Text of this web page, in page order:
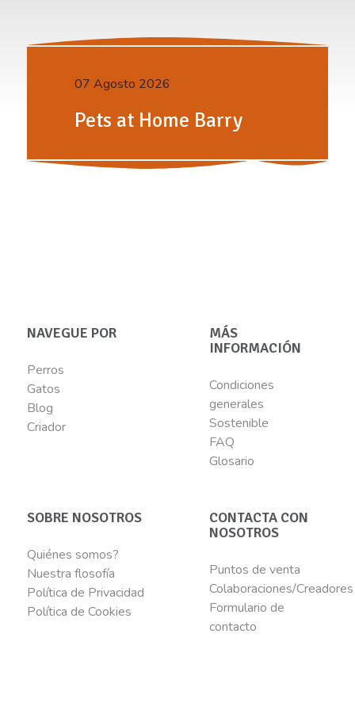
07 Agosto 2026
Pets at Home Barry
NAVEGUE POR
Perros
Gatos
Blog
Criador
MÁS
INFORMACIÓN
Condiciones
generales
Sostenible
FAQ
Glosario
SOBRE NOSOTROS
Quiénes somos?
Nuestra flosofía
Política de Privacidad
Política de Cookies
CONTACTA CON
NOSOTROS
Puntos de venta
Colaboraciones/Creadores
Formulario de
contacto